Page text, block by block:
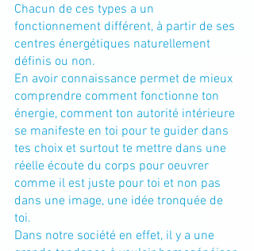
Chacun de ces types a un
fonctionnement différent, à partir de ses
centres énergétiques naturellement
définis ou non.
En avoir connaissance permet de mieux
comprendre comment fonctionne ton
énergie, comment ton autorité intérieure
se manifeste en toi pour te guider dans
tes choix et surtout te mettre dans une
réelle écoute du corps pour oeuvrer
comme il est juste pour toi et non pas
dans une image, une idée tronquée de
toi.
Dans notre société en effet, il y a une